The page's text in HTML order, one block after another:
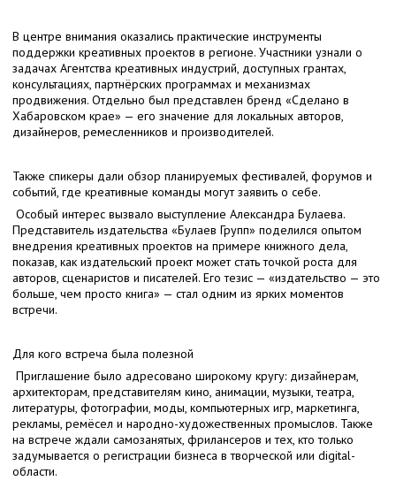
В центре внимания оказались практические инструменты
поддержки креативных проектов в регионе. Участники узнали о
задачах Агентства креативных индустрий, доступных грантах,
консультациях, партнёрских программах и механизмах
продвижения. Отдельно был представлен бренд «Сделано в
Хабаровском крае» — его значение для локальных авторов,
дизайнеров, ремесленников и производителей.
Также спикеры дали обзор планируемых фестивалей, форумов и
событий, где креативные команды могут заявить о себе.
Особый интерес вызвало выступление Александра Булаева.
Представитель издательства «Булаев Групп» поделился опытом
внедрения креативных проектов на примере книжного дела,
показав, как издательский проект может стать точкой роста для
авторов, сценаристов и писателей. Его тезис — «издательство — это
больше, чем просто книга» — стал одним из ярких моментов
встречи.
Для кого встреча была полезной
Приглашение было адресовано широкому кругу: дизайнерам,
архитекторам, представителям кино, анимации, музыки, театра,
литературы, фотографии, моды, компьютерных игр, маркетинга,
рекламы, ремёсел и народно-художественных промыслов. Также
на встрече ждали самозанятых, фрилансеров и тех, кто только
задумывается о регистрации бизнеса в творческой или digital-
области.